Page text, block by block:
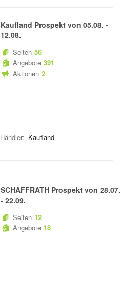
Kaufland Prospekt von 05.08. -
12.08.
Seiten 56
Angebote 391
Aktionen 2
Händler: Kaufland
SCHAFFRATH Prospekt von 28.07.
- 22.09.
Seiten 12
Angebote 18